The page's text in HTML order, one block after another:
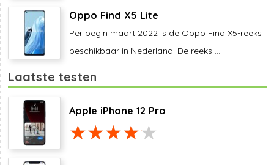
Oppo Find X5 Lite
Per begin maart 2022 is de Oppo Find X5-reeks
beschikbaar in Nederland. De reeks ...
Laatste testen
Apple iPhone 12 Pro